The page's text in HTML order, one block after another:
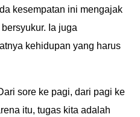
kesempatan ini mengajak
Ia juga
kehidupan yang harus
sore ke pagi, dari pagi ke
itu, tugas kita adalah